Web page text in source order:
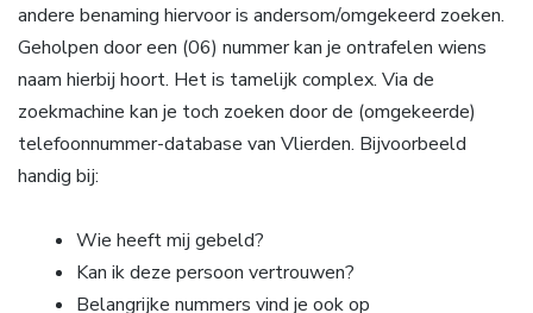
andere benaming hiervoor is andersom/omgekeerd zoeken.
Geholpen door een (06) nummer kan je ontrafelen wiens
naam hierbij hoort. Het is tamelijk complex. Via de
zoekmachine kan je toch zoeken door de (omgekeerde)
telefoonnummer-database van Vlierden. Bijvoorbeeld
handig bij:
Wie heeft mij gebeld?
Kan ik deze persoon vertrouwen?
Belangrijke nummers vind je ook op